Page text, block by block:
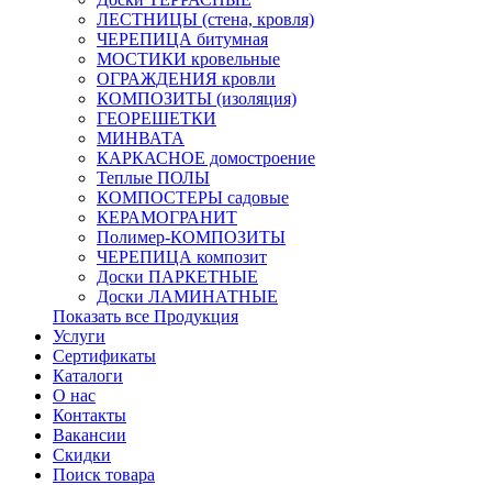
ЛЕСТНИЦЫ (стена, кровля)
ЧЕРЕПИЦА битумная
МОСТИКИ кровельные
ОГРАЖДЕНИЯ кровли
КОМПОЗИТЫ (изоляция)
ГЕОРЕШЕТКИ
МИНВАТА
КАРКАСНОЕ домостроение
Теплые ПОЛЫ
КОМПОСТЕРЫ садовые
КЕРАМОГРАНИТ
Полимер-КОМПОЗИТЫ
ЧЕРЕПИЦА композит
Доски ПАРКЕТНЫЕ
Доски ЛАМИНАТНЫЕ
Показать все Продукция
Услуги
Сертификаты
Каталоги
О нас
Контакты
Вакансии
Скидки
Поиск товара